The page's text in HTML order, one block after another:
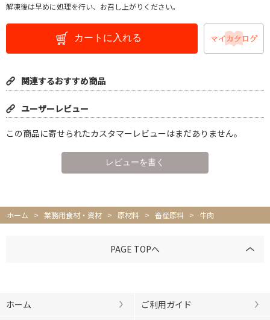
解凍後は早めに処理を行い、お召し上がりください。
カートに入れる
関連するおすすめ商品
ユーザーレビュー
この商品に寄せられたカスタマーレビューはまだありません。
ホーム > 業務用食材・資材 > 原材料 > 畜産原料 > 牛肉
PAGE TOPへ
ホーム ご利用ガイド